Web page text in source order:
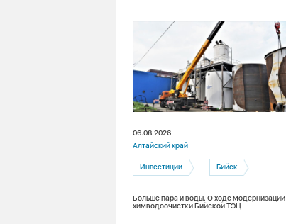
06.08.2026
Алтайский край
Инвестиции Бийск
Больше пара и воды. О ходе модернизации
химводоочистки Бийской ТЭЦ